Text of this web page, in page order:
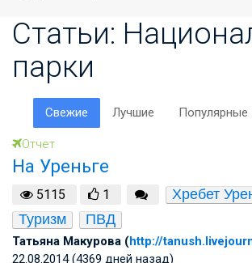
Статьи:
парки
Свежие Лучшие Популярные
Отчет
На Уреньге
5115 1 Хребет
Туризм
ПВД
Татьяна Макурова (http://
22.08.2014 (4369 дней назад)